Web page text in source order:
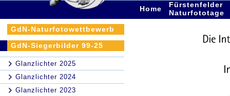
Home
Fürstenfelder
Naturfototage
GdN-Naturfotowettbewerb
GdN-Siegerbilder 99-25
Glanzlichter 2025
Glanzlichter 2024
Glanzlichter 2023